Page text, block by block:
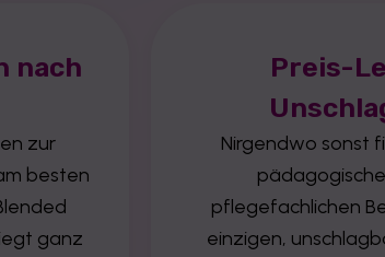
nach
zur
besten
ganz
Preis-
Nirgendwo sonst
pflegefachlichen
einzigen,